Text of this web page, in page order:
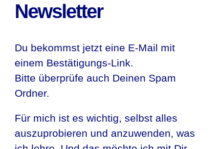
Newsletter
Du bekommst jetzt eine E-Mail mit
einem Bestätigungs-Link.
Bitte überprüfe auch Deinen Spam
Ordner.
Für mich ist es wichtig, selbst alles
auszuprobieren und anzuwenden, was